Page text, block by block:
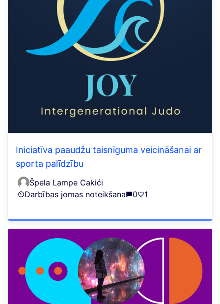
Iniciatīva paaudžu taisnīguma veicināšanai ar
sporta palīdzību
Špela Lampe Cakići
Darbības jomas noteikšana
0 1